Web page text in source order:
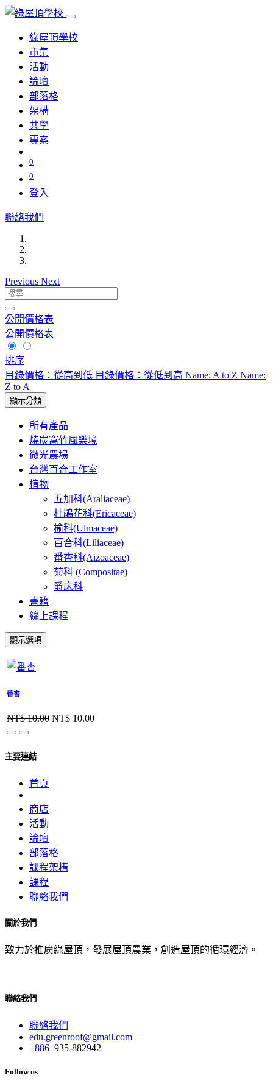
綠屋頂學校
市集
活動
論壇
部落格
架構
共學
專案
0
0
登入
聯絡我們
Previous Next
公開價格表
公開價格表
排序
目錄價格：從高到低 目錄價格：從低到高 Name: A to Z Name:
Z to A
顯示分類
所有產品
燒炭窩竹風樂境
微光農場
台灣百合工作室
植物
五加科(Araliaceae)
杜鵑花科(Ericaceae)
榆科(Ulmaceae)
百合科(Liliaceae)
番杏科(Aizoaceae)
菊科 (Compositae)
爵床科
書籍
線上課程
顯示選項
番杏
NT$10.00 NT$ 10.00
主要連結
首頁
商店
活動
論壇
部落格
課程架構
課程
聯絡我們
關於我們
致力於推廣綠屋頂，發展屋頂農業，創造屋頂的循環經濟。
聯絡我們
聯絡我們
edu.greenroof@gmail.com
+886 935-882942
Follow us